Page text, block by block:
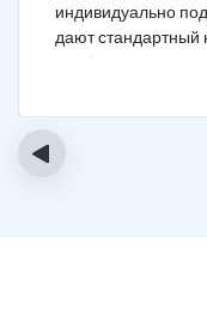
индивидуально
дают стандартный
подбирается
назначения, они
на последующие
‹